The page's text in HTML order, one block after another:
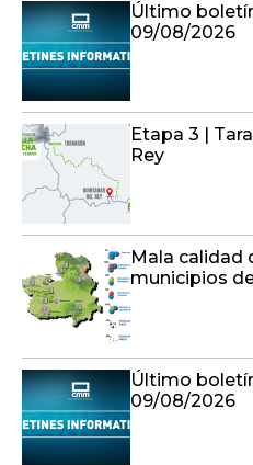
Último
09/08/2026
Etapa 3 |
Rey
Mala calidad
municipios
Último
09/08/2026